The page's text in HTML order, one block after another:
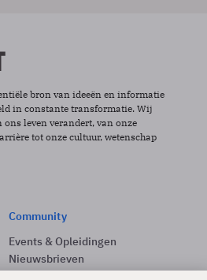
bron van ideeën en informatie
in constante transformatie. Wij
ons leven verandert, van onze
tot onze cultuur, wetenschap
Community
Events & Opleidingen
Nieuwsbrieven